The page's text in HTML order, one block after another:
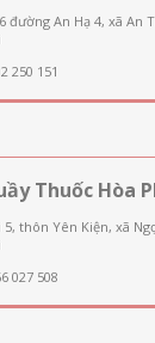
đường An Hạ 4, xã An
250 151
Thuốc Hòa
thôn Yên Kiện, xã
027 508